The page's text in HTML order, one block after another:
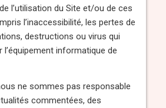
l’utilisation du Site et/ou de ces
l’inaccessibilité, les pertes de
destructions ou virus qui
informatique de
ne sommes pas responsable
commentées, des